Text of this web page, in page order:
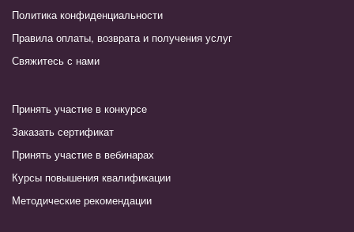
Политика конфиденциальности
Правила оплаты, возврата и получения услуг
Свяжитесь с нами
Принять участие в конкурсе
Заказать сертификат
Принять участие в вебинарах
Курсы повышения квалификации
Методические рекомендации